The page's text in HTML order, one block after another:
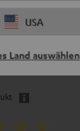
USA
Land auswählen